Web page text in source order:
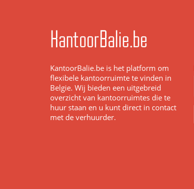
KantoorBalie.be
KantoorBalie.be is het platform om
flexibele kantoorruimte te vinden in
Belgie. Wij bieden een uitgebreid
overzicht van kantoorruimtes die te
huur staan en u kunt direct in contact
met de verhuurder.